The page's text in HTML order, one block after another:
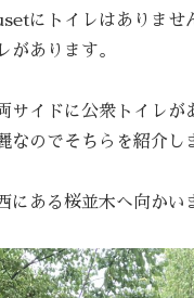
にトイレはありませ
があります。
サイドに公衆トイレが
なのでそちらを紹介し
ある桜並木へ向かい